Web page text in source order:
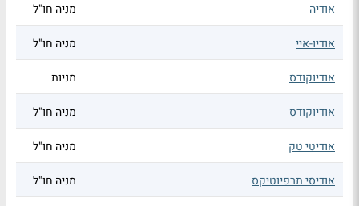
אודיה מניה חו"ל
אודיו-איי מניה חו"ל
אודיוקודס מניות
אודיוקודס מניה חו"ל
אודיטי טק מניה חו"ל
אודיסי תרפיוטיקס מניה חו"ל